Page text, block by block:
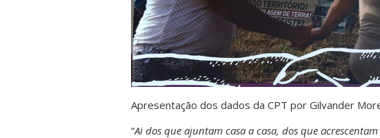
Apresentação dos dados da CPT por Gilvander
“Ai dos que ajuntam casa a casa, dos que